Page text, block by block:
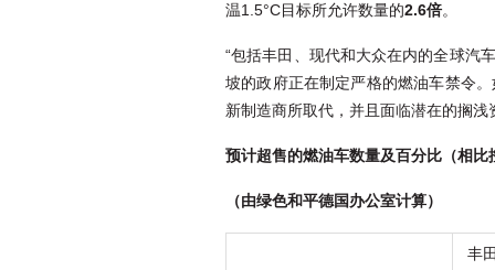
温1.5°C目标所允许数量的2.6倍。
“包括丰田、现代和大众在内的全球汽
坡的政府正在制定严格的燃油车禁令
新制造商所取代，并且面临潜在的搁
预计超售的燃油车数量及百分比（相
（由绿色和平德国办公室计算）
丰